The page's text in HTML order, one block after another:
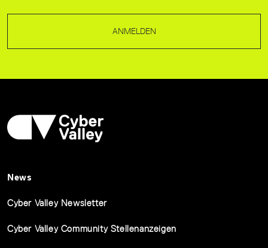
ANMELDEN
News
Cyber Valley Newsletter
Cyber Valley Community Stellenanzeigen